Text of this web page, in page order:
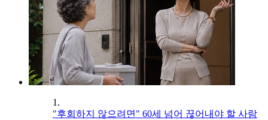
1.
"후회하지 않으려면" 60세 넘어 끊어내야 할 사람